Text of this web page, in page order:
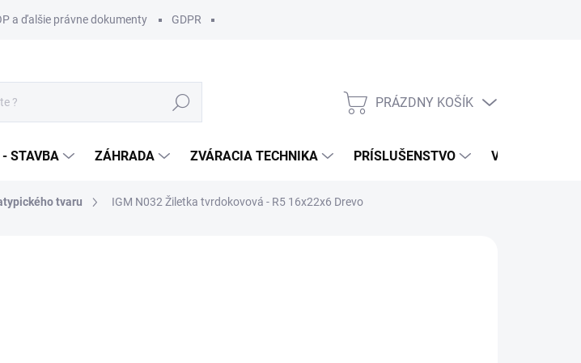
a ďalšie právne dokumenty GDPR
Hľadať
NÁKUPNÝ
PRÁZDNY KOŠÍK
STAVBA ZÁHRADA ZVÁRACIA TECHNIKA PRÍSLUŠENSTVO VÝROBCOVIA
tvaru IGM N032 Žiletka tvrdokovová - R5 16x22x6 Drevo